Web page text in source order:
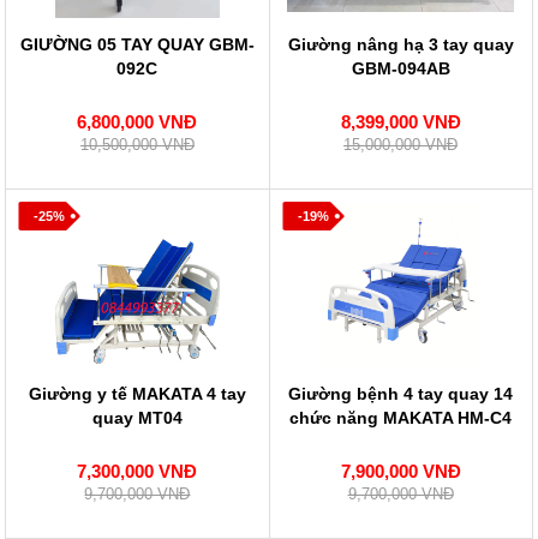
GIƯỜNG 05 TAY QUAY GBM-
092C
6,800,000 VNĐ
10,500,000 VNĐ
Giường nâng hạ 3 tay quay
GBM-094AB
8,399,000 VNĐ
15,000,000 VNĐ
-25%
Giường y tế MAKATA 4 tay
quay MT04
7,300,000 VNĐ
9,700,000 VNĐ
-19%
Giường bệnh 4 tay quay 14
chức năng MAKATA HM-C4
7,900,000 VNĐ
9,700,000 VNĐ